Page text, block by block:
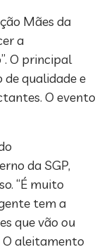
Mães da
a
O principal
qualidade e
O evento
da SGP,
“É muito
tem a
que vão ou
O aleitamento